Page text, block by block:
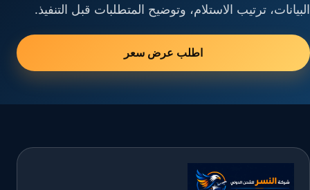
البيانات، ترتيب الاستلام، وتوضيح المتطلبات قبل التنفيذ.
اطلب عرض سعر